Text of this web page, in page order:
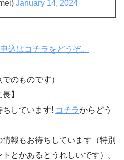
January 14, 2024
込はコチラをどうぞ。
のものです）
】
しています! コチラからどう
報もお待ちしています（特別
とかあるとうれしいです）。